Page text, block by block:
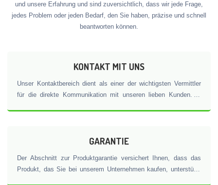
und unsere Erfahrung und sind zuversichtlich, dass wir jede Frage,
jedes Problem oder jeden Bedarf, den Sie haben, präzise und schnell
beantworten können.
KONTAKT MIT UNS
Unser Kontaktbereich dient als einer der wichtigsten Vermittler
für die direkte Kommunikation mit unseren lieben Kunden. In
GARANTIE
Der Abschnitt zur Produktgarantie versichert Ihnen, dass das
Produkt, das Sie bei unserem Unternehmen kaufen, unterstützt